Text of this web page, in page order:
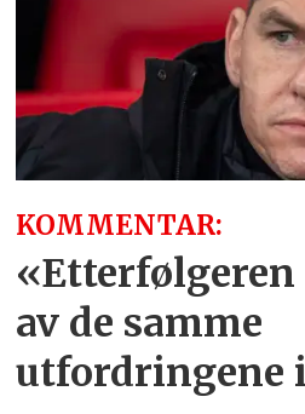
KOMMENTAR:
av de samme
utfordringene